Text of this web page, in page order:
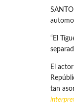
“El
El
tan